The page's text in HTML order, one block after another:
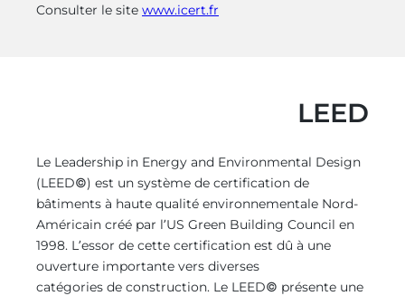
Consulter le site www.icert.fr
LEED
Le Leadership in Energy and Environmental Design
(LEED©) est un système de certification de
bâtiments à haute qualité environnementale Nord-
Américain créé par l’US Green Building Council en
1998. L’essor de cette certification est dû à une
ouverture importante vers diverses
catégories de construction. Le LEED© présente une